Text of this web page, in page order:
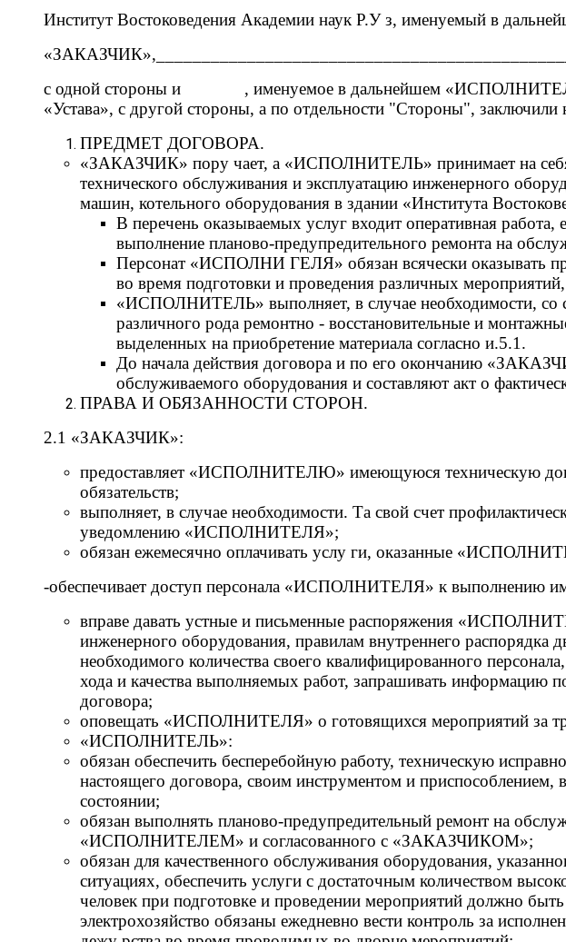
Институт Востоковедения Академии наук Р.У з, именуемый в
с одной стороны и , именуемое в дальнейшем «ИСПОЛНИТЕЛЬ»,
«Устава», с другой стороны, а по отдельности "Стороны",
ПРЕДМЕТ ДОГОВОРА.
«ЗАКАЗЧИК» пору чает, а «ИСПОЛНИТЕЛЬ» принимает на себя
технического обслуживания и эксплуатацию инженерного
машин, котельного оборудования в здании «Института
В перечень оказываемых услуг входит оперативная
выполнение планово-предупредительного ремонта на
Персонат «ИСПОЛНИ ГЕЛЯ» обязан всячески оказывать
во время подготовки и проведения различных
«ИСПОЛНИТЕЛЬ» выполняет, в случае необходимости, со
различного рода ремонтно - восстановительные и
выделенных на приобретение материала согласно и.5.1.
До начала действия договора и по его окончанию
обслуживаемого оборудования и составляют акт о
ПРАВА И ОБЯЗАННОСТИ СТОРОН.
2.1 «ЗАКАЗЧИК»:
предоставляет «ИСПОЛНИТЕЛЮ» имеющуюся техническую
обязательств;
выполняет, в случае необходимости. Та свой счет
уведомлению «ИСПОЛНИТЕЛЯ»;
обязан ежемесячно оплачивать услу ги, оказанные
-обеспечивает доступ персонала «ИСПОЛНИТЕЛЯ» к выполнению
вправе давать устные и письменные распоряжения
инженерного оборудования, правилам внутреннего
необходимого количества своего квалифицированного
хода и качества выполняемых работ, запрашивать
договора;
оповещать «ИСПОЛНИТЕЛЯ» о готовящихся мероприятий за
«ИСПОЛНИТЕЛЬ»:
обязан обеспечить бесперебойную работу, техническую
настоящего договора, своим инструментом и
состоянии;
обязан выполнять планово-предупредительный ремонт на
«ИСПОЛНИТЕЛЕМ» и согласованного с «ЗАКАЗЧИКОМ»;
обязан для качественного обслуживания оборудования,
ситуациях, обеспечить услуги с достаточным количеством
человек при подготовке и проведении мероприятий должно
электрохозяйство обязаны ежедневно вести контроль за